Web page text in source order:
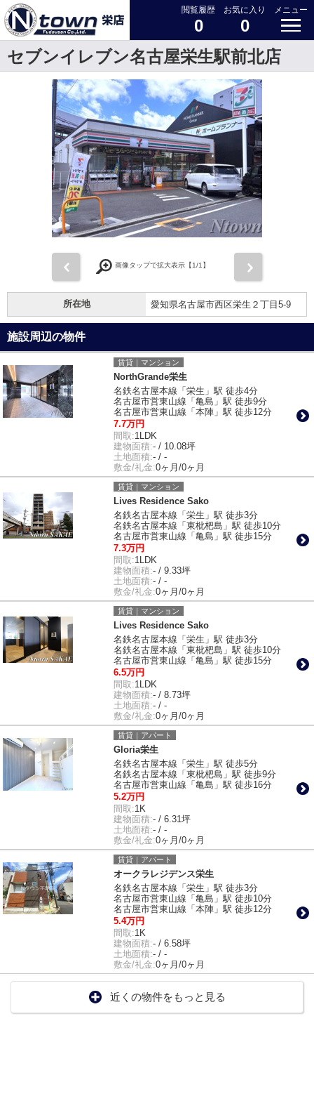
閲覧履歴
0
お気に入り
0
メニュー
セブンイレブン名古屋栄生駅前北店
画像タップで拡大表示【1/1】
所在地 愛知県名古屋市西区栄生２丁目5-9
施設周辺の物件
賃貸｜マンション
NorthGrande栄生
名鉄名古屋本線「栄生」駅 徒歩4分
名古屋市営東山線「亀島」駅 徒歩9分
名古屋市営東山線「本陣」駅 徒歩12分
7.7万円
間取:1LDK
建物面積:- / 10.08坪
土地面積:- / -
敷金/礼金:0ヶ月/0ヶ月
賃貸｜マンション
Lives Residence Sako
名鉄名古屋本線「栄生」駅 徒歩3分
名鉄名古屋本線「東枇杷島」駅 徒歩10分
名古屋市営東山線「亀島」駅 徒歩15分
7.3万円
間取:1LDK
建物面積:- / 9.33坪
土地面積:- / -
敷金/礼金:0ヶ月/0ヶ月
賃貸｜マンション
Lives Residence Sako
名鉄名古屋本線「栄生」駅 徒歩3分
名鉄名古屋本線「東枇杷島」駅 徒歩10分
名古屋市営東山線「亀島」駅 徒歩15分
6.5万円
間取:1LDK
建物面積:- / 8.73坪
土地面積:- / -
敷金/礼金:0ヶ月/0ヶ月
賃貸｜アパート
Gloria栄生
名鉄名古屋本線「栄生」駅 徒歩5分
名鉄名古屋本線「東枇杷島」駅 徒歩9分
名古屋市営東山線「亀島」駅 徒歩16分
5.2万円
間取:1K
建物面積:- / 6.31坪
土地面積:- / -
敷金/礼金:0ヶ月/0ヶ月
賃貸｜アパート
オークラレジデンス栄生
名鉄名古屋本線「栄生」駅 徒歩3分
名古屋市営東山線「亀島」駅 徒歩10分
名古屋市営東山線「本陣」駅 徒歩12分
5.4万円
間取:1K
建物面積:- / 6.58坪
土地面積:- / -
敷金/礼金:0ヶ月/0ヶ月
近くの物件をもっと見る